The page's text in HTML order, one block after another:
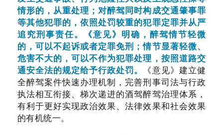
情形的，从重处理；对醉驾同时构成交通肇事罪
等其他犯罪的，依照处罚较重的犯罪定罪并从严
追究刑事责任。《意见》明确，醉驾情节轻微
的，可以不起诉或者定罪免刑；情节显著轻微、
危害不大的，可以不作为犯罪处理，按照道路交
通安全法的规定给予行政处罚。
《意见》建立健
全醉驾案件快速办理机制，完善刑事司法与行政
执法相互衔接、梯次递进的酒驾醉驾治理体系，
有利于更好实现政治效果、法律效果和社会效果
的有机统一。